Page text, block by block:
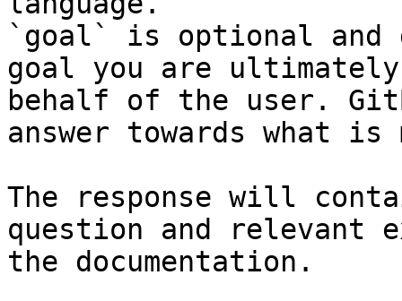
`goal` is optional and
goal you are
behalf of the user.
answer towards what
The response will
question and relevant
the documentation.